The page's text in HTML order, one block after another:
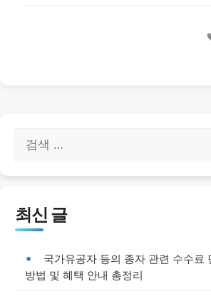
색:
최신 글
국가유공자 등의 종자 관련 수수료
방법 및 혜택 안내 총정리